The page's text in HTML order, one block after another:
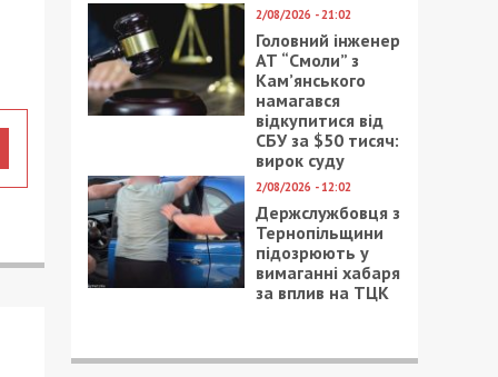
2/08/2026 - 21:02
Головний інженер
АТ “Смоли” з
Кам’янського
намагався
відкупитися від
СБУ за $50 тисяч:
вирок суду
2/08/2026 - 12:02
Держслужбовця з
Тернопільщини
підозрюють у
вимаганні хабаря
за вплив на ТЦК